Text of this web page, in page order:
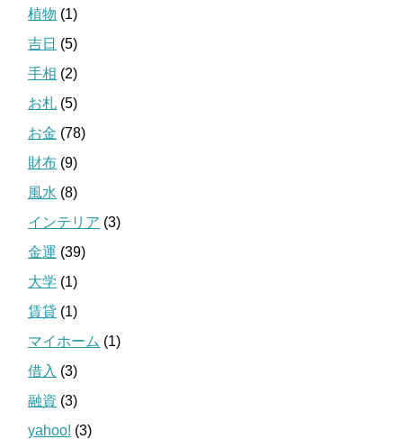
植物 (1)
吉日 (5)
手相 (2)
お札 (5)
お金 (78)
財布 (9)
風水 (8)
インテリア (3)
金運 (39)
大学 (1)
賃貸 (1)
マイホーム (1)
借入 (3)
融資 (3)
yahoo! (3)